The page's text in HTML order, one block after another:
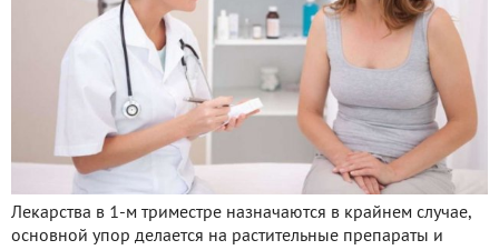
Лекарства в 1-м триместре назначаются в крайнем случае,
основной упор делается на растительные препараты и